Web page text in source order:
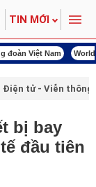
TIN MỚI
đoàn Việt Nam
Điện tử - Viễn thông
bị bay
đầu tiên